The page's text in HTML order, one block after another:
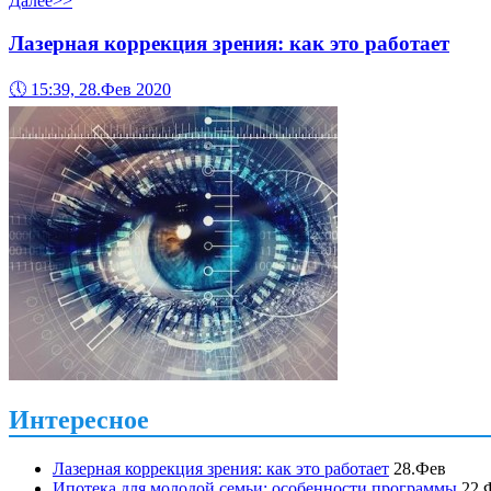
Лазерная коррекция зрения: как это работает
🕔 15:39, 28.Фев 2020
Интересное
Лазерная коррекция зрения: как это работает 28.Фев